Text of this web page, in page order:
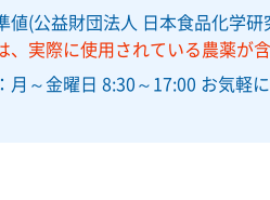
値(公益財団法人 日本食品化学
、実際に使用されている農薬が
月～金曜日 8:30～17:00 お気軽